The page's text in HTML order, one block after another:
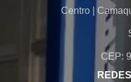
Centro
CEP: